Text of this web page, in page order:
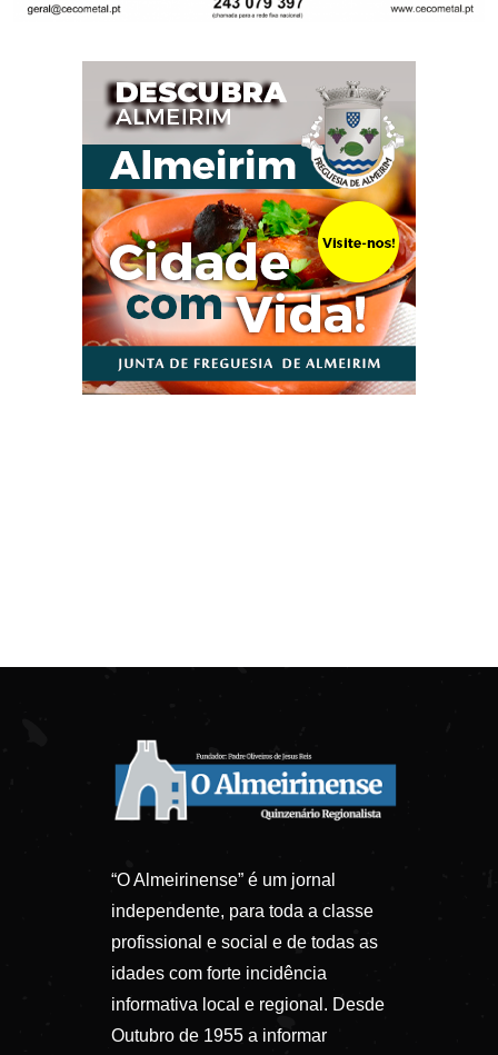
“O Almeirinense” é um jornal
independente, para toda a classe
profissional e social e de todas as
idades com forte incidência
informativa local e regional. Desde
Outubro de 1955 a informar